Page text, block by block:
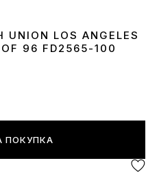
UNION LOS ANGELES
96 FD2565-100
ПОКУПКА